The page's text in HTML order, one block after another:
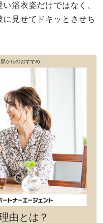
浴衣姿だけではなく、
見せてドキッとさせち
からのおすすめ
由とは？